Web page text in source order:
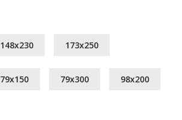
148x230 173x250
79x150 79x300 98x200